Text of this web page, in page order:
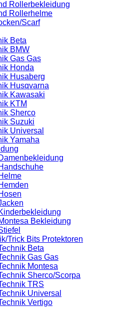
Rollerbekleidung
Rollerhelme
Scarf
Beta
BMW
Gas Gas
Honda
Husaberg
Husqvarna
Kawasaki
KTM
Sherco
Suzuki
Universal
Yamaha
Bekleidung
Trick Bits Protektoren
Beta
Gas Gas
Montesa
Sherco/Scorpa
TRS
Universal
Vertigo